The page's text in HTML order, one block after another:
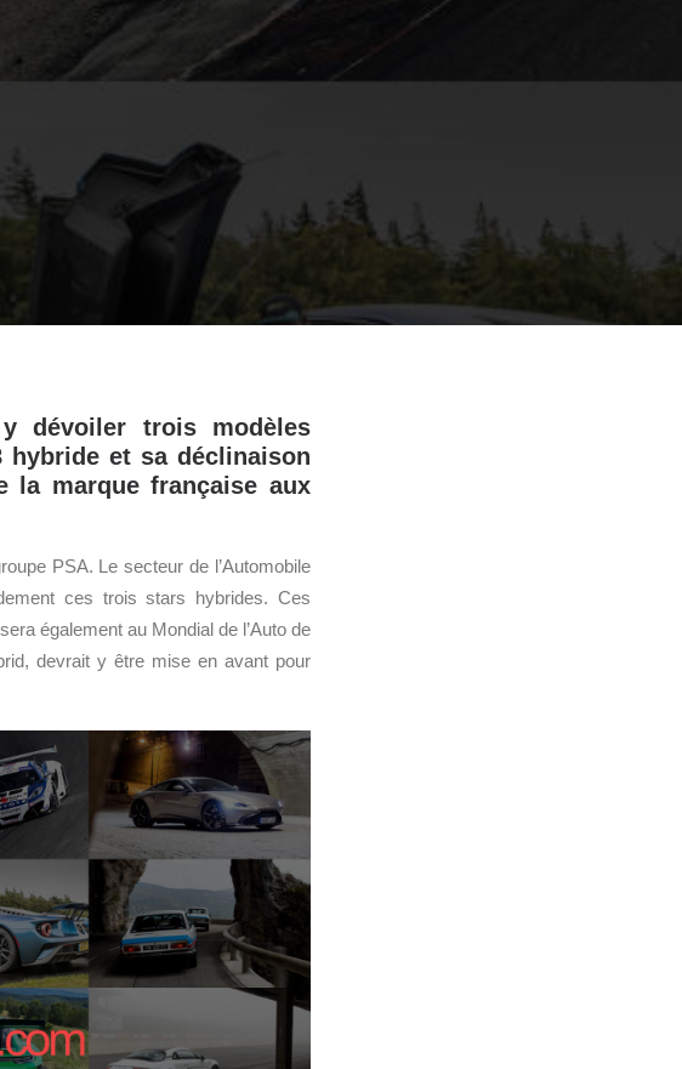
dévoiler trois modèles
hybride et sa déclinaison
la marque française aux
PSA. Le secteur de l’Automobile
ces trois stars hybrides. Ces
également au Mondial de l’Auto de
devrait y être mise en avant pour